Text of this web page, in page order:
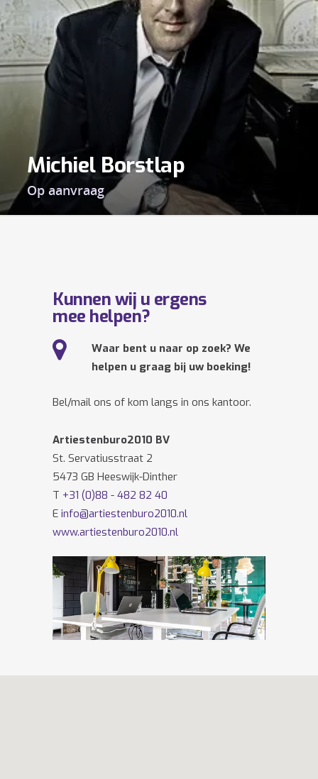
Michiel Borstlap
Op aanvraag
Kunnen wij u ergens
mee helpen?
Waar bent u naar op zoek? We
helpen u graag bij uw boeking!
Bel/mail ons of kom langs in ons kantoor.
Artiestenburo2010 BV
St. Servatiusstraat 2
5473 GB Heeswijk-Dinther
T +31 (0)88 - 482 82 40
E info@artiestenburo2010.nl
www.artiestenburo2010.nl
Volg ons ook opFacebookenTwitter